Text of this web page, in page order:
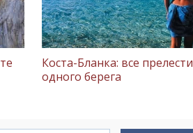
Коста-Бланка: все прелести
одного берега